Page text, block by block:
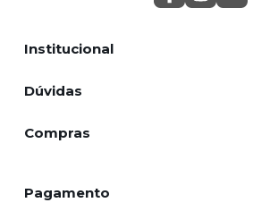
Institucional
Dúvidas
Compras
Pagamento